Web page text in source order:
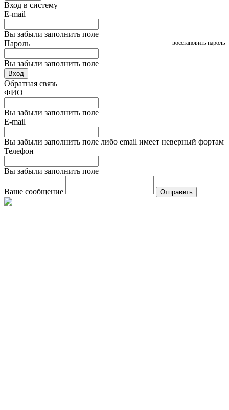
Вход в систему
E-mail
Вы забыли заполнить поле
Пароль
Вы забыли заполнить поле
восстановить пароль
Вход
Обратная связь
ФИО
Вы забыли заполнить поле
E-mail
Вы забыли заполнить поле либо email имеет неверный фортам
Телефон
Вы забыли заполнить поле
Ваше сообщение Отправить